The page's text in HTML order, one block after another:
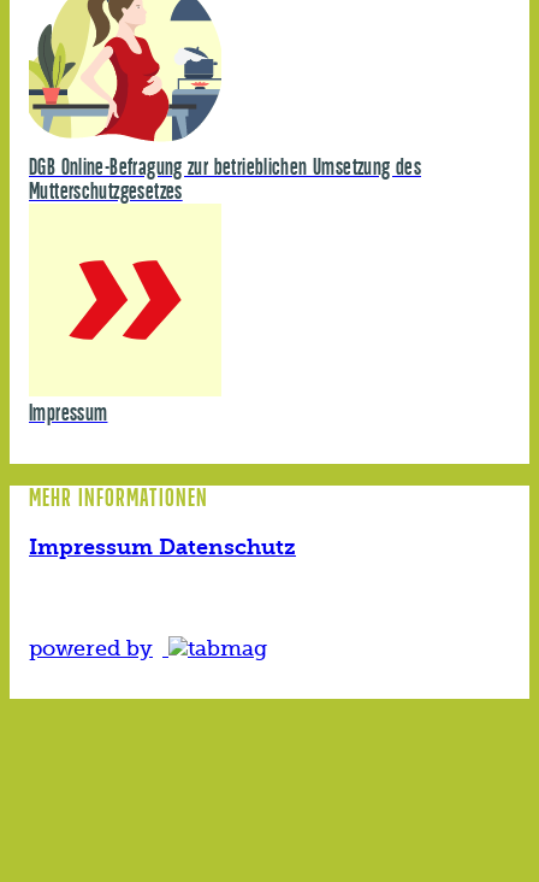
DGB Online-Befragung zur betrieblichen Umsetzung des
Mutterschutzgesetzes
Impressum
MEHR INFORMATIONEN
Impressum Datenschutz
powered by